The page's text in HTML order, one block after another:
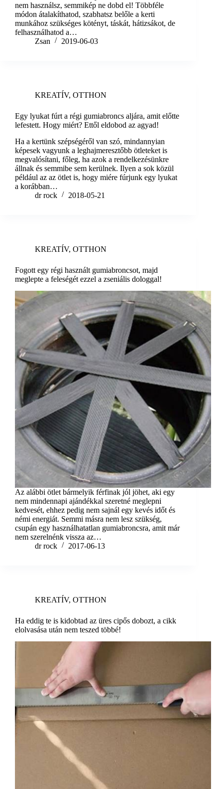
nem használsz, semmikép ne dobd el! Többféle
módon átalakíthatod, szabhatsz belőle a kerti
munkához szükséges kötényt, táskát, hátizsákot, de
felhasználhatod a…
Zsan
2019-06-03
KREATÍV, OTTHON
Egy lyukat fúrt a régi gumiabroncs aljára, amit előtte
lefestett. Hogy miért? Ettől eldobod az agyad!
Ha a kertünk szépségéről van szó, mindannyian
képesek vagyunk a leghajmeresztőbb ötleteket is
megvalósítani, főleg, ha azok a rendelkezésünkre
állnak és semmibe sem kerülnek. Ilyen a sok közül
például az az ötlet is, hogy miére fúrjunk egy lyukat
a korábban…
dr rock
2018-05-21
KREATÍV, OTTHON
Fogott egy régi használt gumiabroncsot, majd
meglepte a feleségét ezzel a zseniális dologgal!
Az alábbi ötlet bármelyik férfinak jól jöhet, aki egy
nem mindennapi ajándékkal szeretné meglepni
kedvesét, ehhez pedig nem sajnál egy kevés időt és
némi energiát. Semmi másra nem lesz szükség,
csupán egy használhatatlan gumiabroncsra, amit már
nem szerelnénk vissza az…
dr rock
2017-06-13
KREATÍV, OTTHON
Ha eddig te is kidobtad az üres cipős dobozt, a cikk
elolvasása után nem teszed többé!